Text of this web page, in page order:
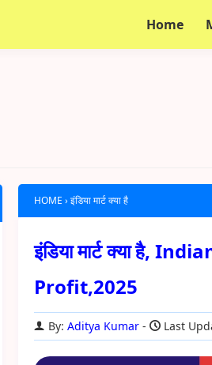
Home
HOME ›इंडिया मार्ट क्या है
इंडिया मार्ट क्या है,
Profit,2025
By:Aditya Kumar Last